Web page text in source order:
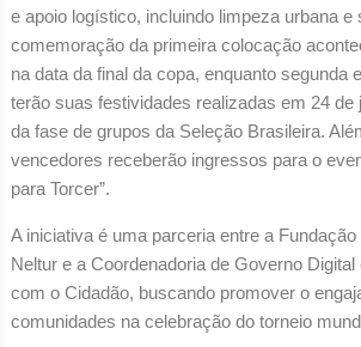
e apoio logístico, incluindo limpeza urbana e
comemoração da primeira colocação
na data da final da copa, enquanto segunda
terão suas festividades realizadas em 24 de
da fase de grupos da Seleção Brasileira.
vencedores receberão ingressos para o
para Torcer”.
A iniciativa é uma parceria entre a
Neltur e a Coordenadoria de Governo
com o Cidadão, buscando promover o
comunidades na celebração do torneio